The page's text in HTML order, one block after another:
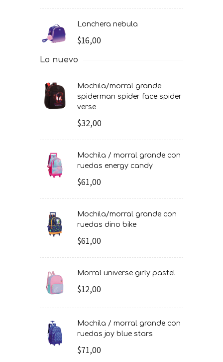
lonchera nebula
$16,00
Lo nuevo
mochila/morral grande
spiderman spider face spider
verse
$32,00
mochila / morral grande con
ruedas energy candy
$61,00
mochila/morral grande con
ruedas dino bike
$61,00
morral universe girly pastel
$12,00
mochila / morral grande con
ruedas joy blue stars
$71,00